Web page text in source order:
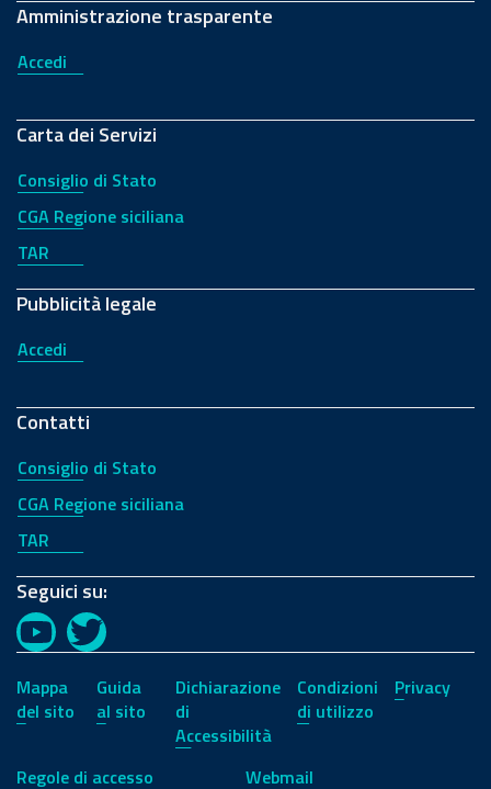
Amministrazione trasparente
Accedi
Carta dei Servizi
Consiglio di Stato
CGA Regione siciliana
TAR
Pubblicità legale
Accedi
Contatti
Consiglio di Stato
CGA Regione siciliana
TAR
Seguici su:
YouTubeTwitter
Mappa
del sito
Guida
al sito
Dichiarazione
di
Accessibilità
Condizioni
di utilizzo
Privacy
Regole di accesso Webmail